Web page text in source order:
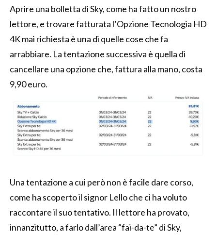
Aprire una bolletta di Sky, come ha fatto un nostro
lettore, e trovare fatturata l’Opzione Tecnologia HD
4K mai richiesta è una di quelle cose che fa
arrabbiare. La tentazione successiva è quella di
cancellare una opzione che, fattura alla mano, costa
9,90 euro.
Una tentazione a cui però non è facile dare corso,
come ha scoperto il signor Lello che ci ha voluto
raccontare il suo tentativo. Il lettore ha provato,
innanzitutto, a farlo dall’area “fai-da-te” di Sky,